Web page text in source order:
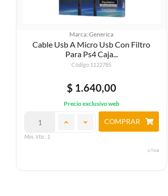
Marca: Generica
Cable Usb A Micro Usb Con Filtro
Para Ps4 Caja...
Código 1122785
$ 1.640,00
Precio exclusivo web
Min. Vta.: 1
COMPRAR
c/iva